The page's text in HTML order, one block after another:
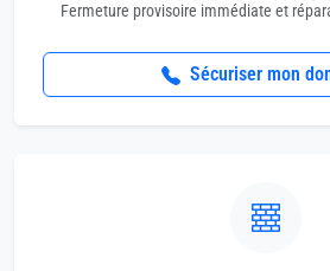
Fermeture provisoire immédiate et
Sécuriser mon